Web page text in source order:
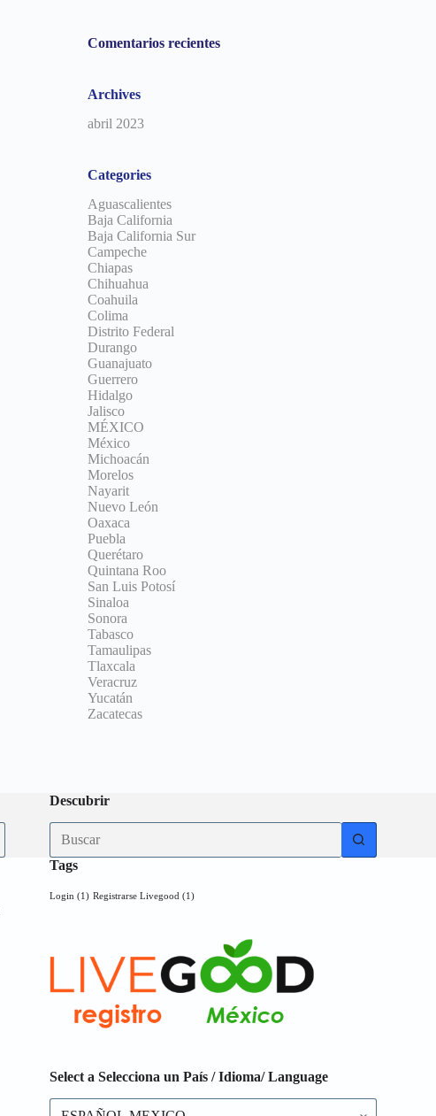
Comentarios recientes
Archives
abril 2023
Categories
Aguascalientes
Baja California
Baja California Sur
Campeche
Chiapas
Chihuahua
Coahuila
Colima
Distrito Federal
Durango
Guanajuato
Guerrero
Hidalgo
Jalisco
MÉXICO
México
Michoacán
Morelos
Nayarit
Nuevo León
Oaxaca
Puebla
Querétaro
Quintana Roo
San Luis Potosí
Sinaloa
Sonora
Tabasco
Tamaulipas
Tlaxcala
Veracruz
Yucatán
Zacatecas
Descubrir
No
results
Tags
Login (1) Registrarse Livegood (1)
Select a Selecciona un País / Idioma/ Language
Select